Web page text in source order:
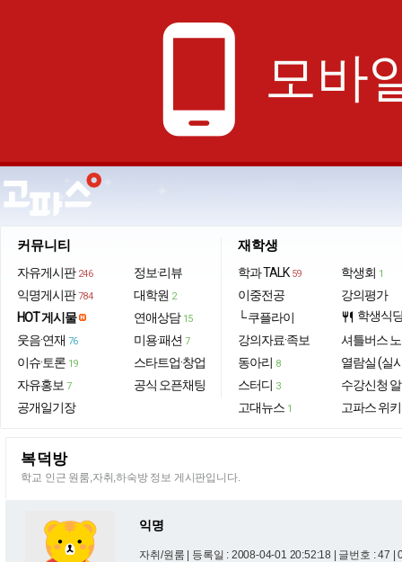
phone_android 모바
커뮤니티
자유게시판 246
익명게시판 784
HOT 게시물
웃음·연재 76
이슈·토론 19
자유홍보 7
공개일기장
정보·리뷰
대학원 2
연애상담 15
미용·패션 7
스타트업·창업
공식 오픈채팅
재학생
학과 TALK 59
이중전공
└ 쿠플라이
강의자료·족보
동아리 8
스터디 3
고대뉴스 1
학생회 1
강의평가
restaurant 학생식
셔틀버스
열람실 (실
수강신청
고파스 위키
복덕방
학교 인근 원룸,자취,하숙방 정보 게시판입니다.
익명
자취/원룸 | 등록일 : 2008-04-01 20:52:18 | 글번호 : 47 |